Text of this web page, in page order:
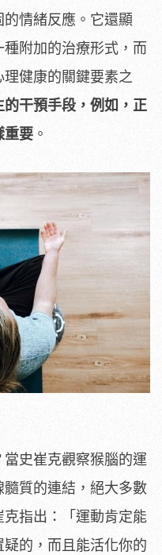
情緒反應。它還顯
附加的治療形式，而
健康的關鍵要素之
干預手段，例如，正
重要 。
史崔克觀察猴腦的運
質的連結，絕大多數
指出：「運動肯定能
的，而且能活化你的